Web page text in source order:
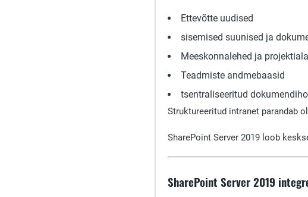
Ettevõtte uudised
sisemised suunised ja
Meeskonnalehed ja
Teadmiste andmebaasid
tsentraliseeritud
Struktureeritud intranet parandab
SharePoint Server 2019 loob
SharePoint Server 2019